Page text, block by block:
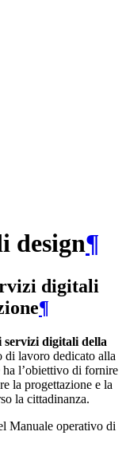
design¶
digitali
¶
servizi digitali della
di lavoro dedicato alla
l’obiettivo di fornire
la progettazione e la
la cittadinanza.
Manuale operativo di